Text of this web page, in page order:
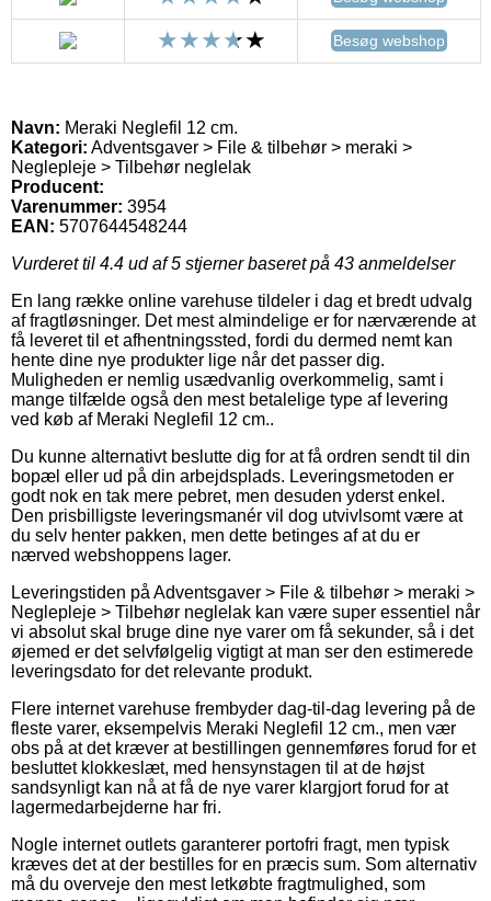
Besøg webshop
Navn: Meraki Neglefil 12 cm.
Kategori: Adventsgaver > File & tilbehør > meraki >
Neglepleje > Tilbehør neglelak
Producent:
Varenummer: 3954
EAN: 5707644548244
Vurderet til 4.4 ud af 5 stjerner baseret på 43 anmeldelser
En lang række online varehuse tildeler i dag et bredt udvalg
af fragtløsninger. Det mest almindelige er for nærværende at
få leveret til et afhentningssted, fordi du dermed nemt kan
hente dine nye produkter lige når det passer dig.
Muligheden er nemlig usædvanlig overkommelig, samt i
mange tilfælde også den mest betalelige type af levering
ved køb af Meraki Neglefil 12 cm..
Du kunne alternativt beslutte dig for at få ordren sendt til din
bopæl eller ud på din arbejdsplads. Leveringsmetoden er
godt nok en tak mere pebret, men desuden yderst enkel.
Den prisbilligste leveringsmanér vil dog utvivlsomt være at
du selv henter pakken, men dette betinges af at du er
nærved webshoppens lager.
Leveringstiden på Adventsgaver > File & tilbehør > meraki >
Neglepleje > Tilbehør neglelak kan være super essentiel når
vi absolut skal bruge dine nye varer om få sekunder, så i det
øjemed er det selvfølgelig vigtigt at man ser den estimerede
leveringsdato for det relevante produkt.
Flere internet varehuse frembyder dag-til-dag levering på de
fleste varer, eksempelvis Meraki Neglefil 12 cm., men vær
obs på at det kræver at bestillingen gennemføres forud for et
besluttet klokkeslæt, med hensynstagen til at de højst
sandsynligt kan nå at få de nye varer klargjort forud for at
lagermedarbejderne har fri.
Nogle internet outlets garanterer portofri fragt, men typisk
kræves det at der bestilles for en præcis sum. Som alternativ
må du overveje den mest letkøbte fragtmulighed, som